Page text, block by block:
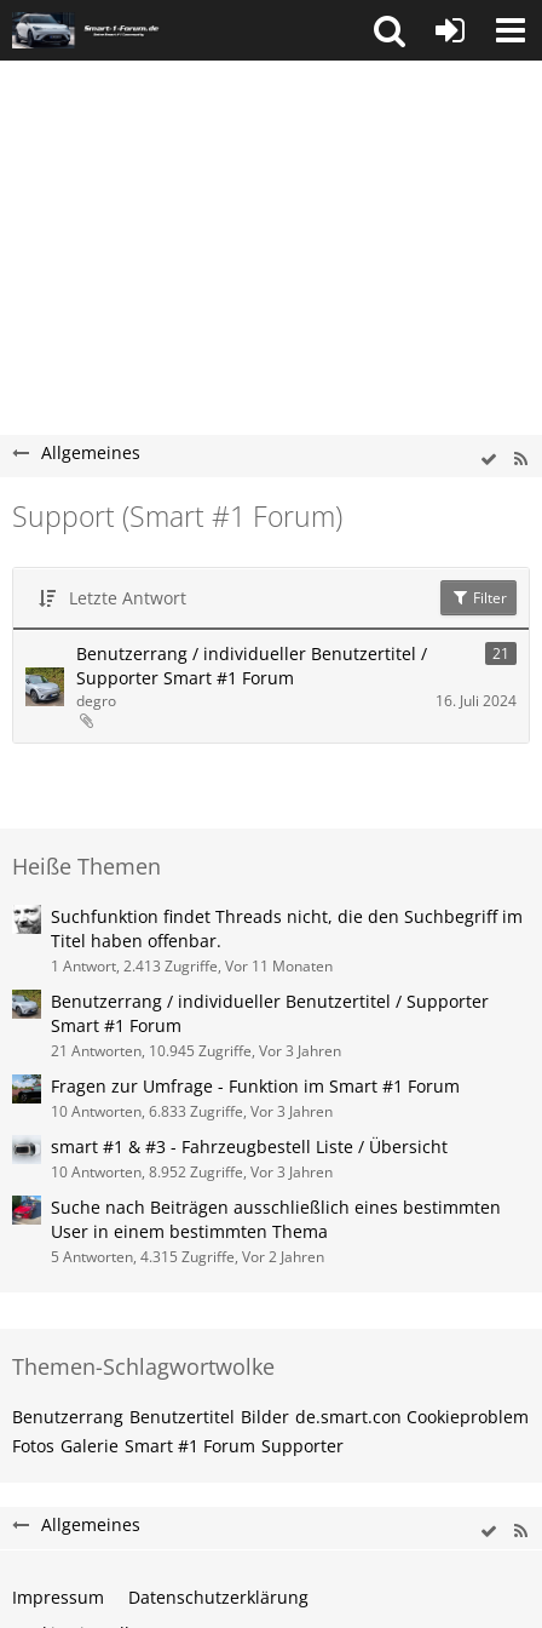
Allgemeines
Support (Smart #1 Forum)
Letzte Antwort Filter
Benutzerrang / individueller Benutzertitel /
Supporter Smart #1 Forum
21
degro 16. Juli 2024
Heiße Themen
Suchfunktion findet Threads nicht, die den Suchbegriff im
Titel haben offenbar.
1 Antwort, 2.413 Zugriffe, Vor 11 Monaten
Benutzerrang / individueller Benutzertitel / Supporter
Smart #1 Forum
21 Antworten, 10.945 Zugriffe, Vor 3 Jahren
Fragen zur Umfrage - Funktion im Smart #1 Forum
10 Antworten, 6.833 Zugriffe, Vor 3 Jahren
smart #1 & #3 - Fahrzeugbestell Liste / Übersicht
10 Antworten, 8.952 Zugriffe, Vor 3 Jahren
Suche nach Beiträgen ausschließlich eines bestimmten
User in einem bestimmten Thema
5 Antworten, 4.315 Zugriffe, Vor 2 Jahren
Themen-Schlagwortwolke
Benutzerrang Benutzertitel Bilder de.smart.con Cookieproblem
Fotos Galerie Smart #1 Forum Supporter
Allgemeines
Impressum
Datenschutzerklärung